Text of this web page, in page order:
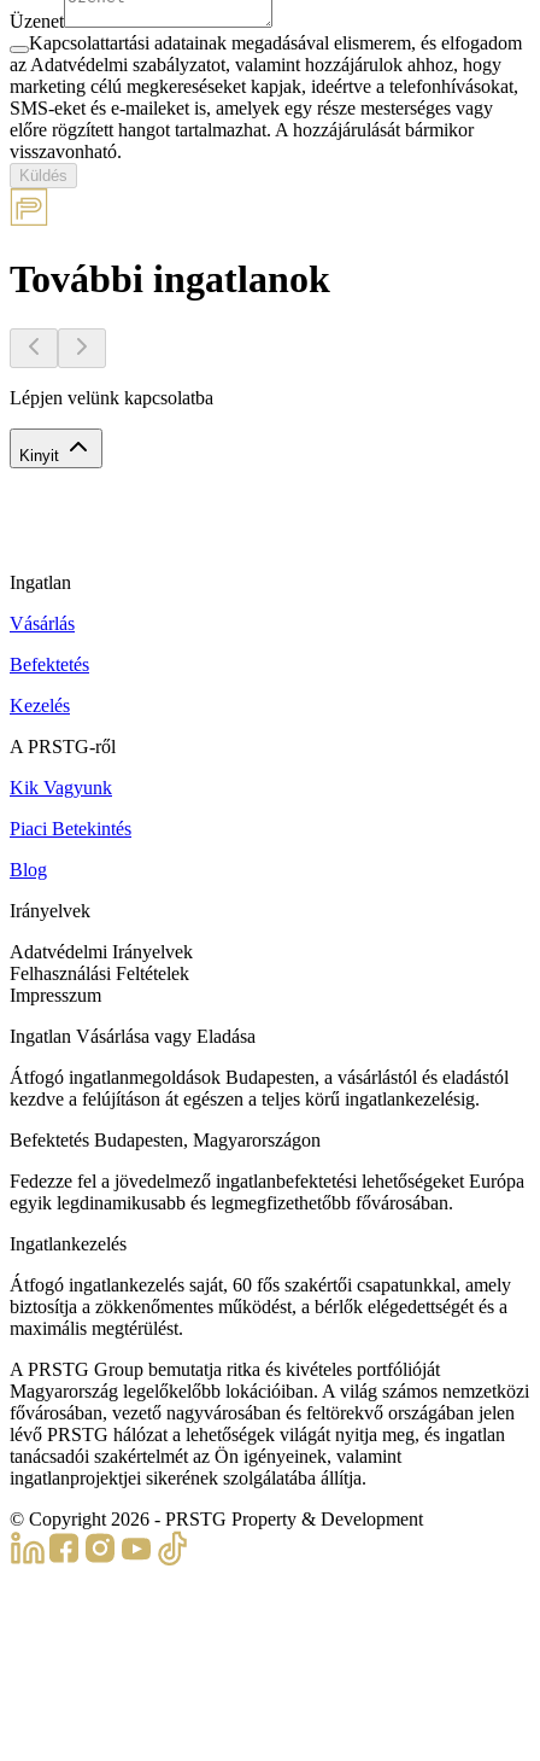
Üzenet
Kapcsolattartási adatainak megadásával elismerem, és elfogadom
az Adatvédelmi szabályzatot, valamint hozzájárulok ahhoz, hogy
marketing célú megkereséseket kapjak, ideértve a telefonhívásokat,
SMS-eket és e-maileket is, amelyek egy része mesterséges vagy
előre rögzített hangot tartalmazhat. A hozzájárulását bármikor
visszavonható.
Küldés
További ingatlanok
Lépjen velünk kapcsolatba
Kinyit
Ingatlan
Vásárlás
Befektetés
Kezelés
A PRSTG-ről
Kik Vagyunk
Piaci Betekintés
Blog
Irányelvek
Adatvédelmi Irányelvek
Felhasználási Feltételek
Impresszum
Ingatlan Vásárlása vagy Eladása
Átfogó ingatlanmegoldások Budapesten, a vásárlástól és eladástól
kezdve a felújításon át egészen a teljes körű ingatlankezelésig.
Befektetés Budapesten, Magyarországon
Fedezze fel a jövedelmező ingatlanbefektetési lehetőségeket Európa
egyik legdinamikusabb és legmegfizethetőbb fővárosában.
Ingatlankezelés
Átfogó ingatlankezelés saját, 60 fős szakértői csapatunkkal, amely
biztosítja a zökkenőmentes működést, a bérlők elégedettségét és a
maximális megtérülést.
A PRSTG Group bemutatja ritka és kivételes portfólióját
Magyarország legelőkelőbb lokációiban. A világ számos nemzetközi
fővárosában, vezető nagyvárosában és feltörekvő országában jelen
lévő PRSTG hálózat a lehetőségek világát nyitja meg, és ingatlan
tanácsadói szakértelmét az Ön igényeinek, valamint
ingatlanprojektjei sikerének szolgálatába állítja.
© Copyright 2026 - PRSTG Property & Development